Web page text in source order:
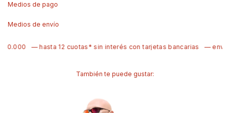
Medios de pago
Medios de envío
— hasta 12 cuotas* sin interés con tarjetas bancarias — envíos
También te puede gustar: